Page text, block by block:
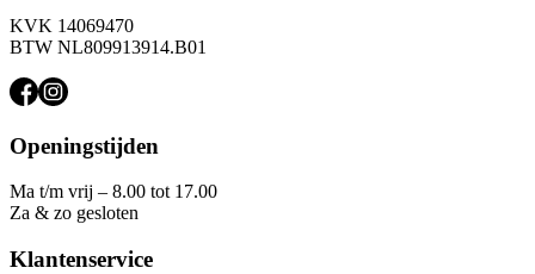
KVK 14069470
BTW NL809913914.B01
Openingstijden
Ma t/m vrij – 8.00 tot 17.00
Za & zo gesloten
Klantenservice